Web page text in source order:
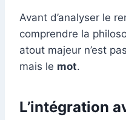
Avant d’analyser le
comprendre la
atout majeur n’est
mais le mot.
L’intégration